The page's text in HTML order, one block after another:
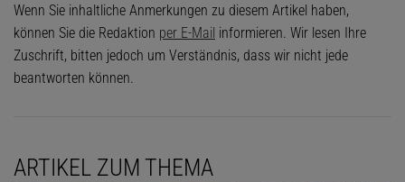
Wenn Sie inhaltliche Anmerkungen zu diesem Artikel haben,
können Sie die Redaktion per E-Mail informieren. Wir lesen Ihre
Zuschrift, bitten jedoch um Verständnis, dass wir nicht jede
beantworten können.
ARTIKEL ZUM THEMA